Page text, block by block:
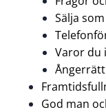
Sälja
Varor du
Ångerrätt
God man